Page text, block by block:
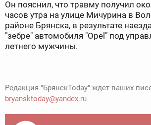
Он пояснил, что травму получил
часов утра на улице Мичурина в
районе Брянска, в результате
"зебре" автомобиля "Opel" под
летнего мужчины.
Редакция "БрянскToday" ждет ваших
bryansktoday@yandex.ru